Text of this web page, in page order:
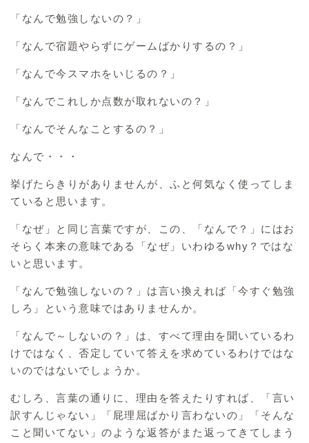
「なんで勉強しないの？」
「なんで宿題やらずにゲームばかりするの？」
「なんで今スマホをいじるの？」
「なんでこれしか点数が取れないの？」
「なんでそんなことするの？」
なんで・・・
挙げたらきりがありませんが、ふと何気なく使ってしま
ていると思います。
「なぜ」と同じ言葉ですが、この、「なんで？」にはお
そらく本来の意味である「なぜ」いわゆるwhy？ではな
いと思います。
「なんで勉強しないの？」は言い換えれば「今すぐ勉強
しろ」という意味ではありませんか。
「なんで～しないの？」は、すべて理由を聞いているわ
けではなく、否定していて答えを求めているわけではな
いのではないでしょうか。
むしろ、言葉の通りに、理由を答えたりすれば、「言い
訳すんじゃない」「屁理屈ばかり言わないの」「そんな
こと聞いてない」のような返答がまた返ってきてしまう